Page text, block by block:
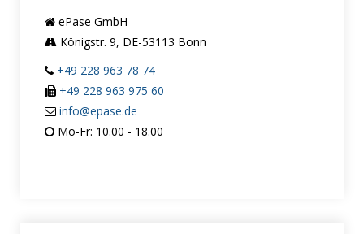
ePase GmbH
Königstr. 9, DE-53113 Bonn
+49 228 963 78 74
+49 228 963 975 60
info@epase.de
Mo-Fr: 10.00 - 18.00